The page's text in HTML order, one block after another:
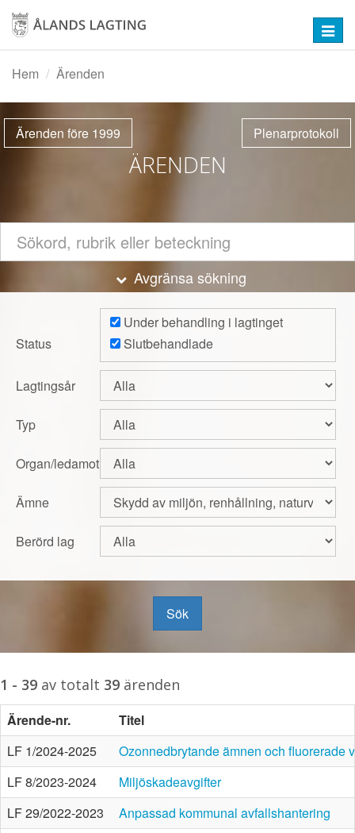
Hoppa
huvudinnehåll
Hem
Ärenden
Ärenden före 1999 Plenarprotokoll
ÄRENDEN
Dölj
Avgränsa sökning
Status
Under behandling i lagtinget
Slutbehandlade
Lagtingsår
Typ
Organ/ledamot
Ämne
Berörd lag
Sök
1 - 39 av totalt 39 ärenden
Ärende-nr.
Titel
LF 1/2024-2025
Ozonnedbrytande ämnen och fluorerade
LF 8/2023-2024
Miljöskadeavgifter
LF 29/2022-2023
Anpassad kommunal avfallshantering